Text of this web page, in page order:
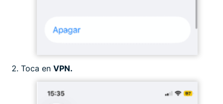
Toca en VPN.